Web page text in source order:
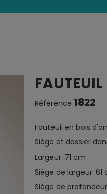
Référence 1822
Fauteuil en bois
Siège et dossier
Largeur: 71 cm
Siège de largeur: 61
Siège de